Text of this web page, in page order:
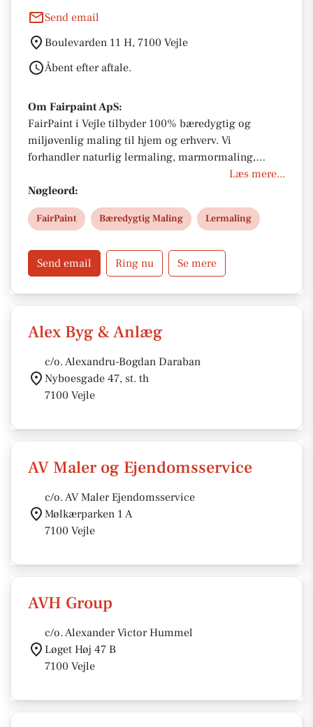
Send email
Boulevarden 11 H, 7100 Vejle
Åbent efter aftale.
Om Fairpaint ApS:
FairPaint i Vejle tilbyder 100% bæredygtig og
miljøvenlig maling til hjem og erhverv. Vi
forhandler naturlig lermaling, marmormaling,
facade-, træ- og gulvprodukter fra bl.a. Volvox. Skab
et sundt indeklima med åndbar og fugtregulerende
maling uden unødig kemi. Få professionel
vejledning om farver og nuancer, så du opnår et
Læs mere...
Nøgleord:
FairPaint Bæredygtig Maling Lermaling
Send email Ring nu Se mere
Alex Byg & Anlæg
c/o. Alexandru-Bogdan Daraban
Nyboesgade 47, st. th
7100 Vejle
AV Maler og Ejendomsservice
c/o. AV Maler Ejendomsservice
Mølkærparken 1 A
7100 Vejle
AVH Group
c/o. Alexander Victor Hummel
Løget Høj 47 B
7100 Vejle